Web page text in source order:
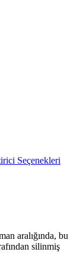
Seçenekleri
aralığında, bu
silinmiş